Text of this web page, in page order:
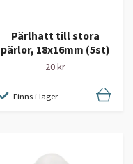
Pärlhatt till stora
pärlor, 18x16mm (5st)
20 kr
Finns i lager